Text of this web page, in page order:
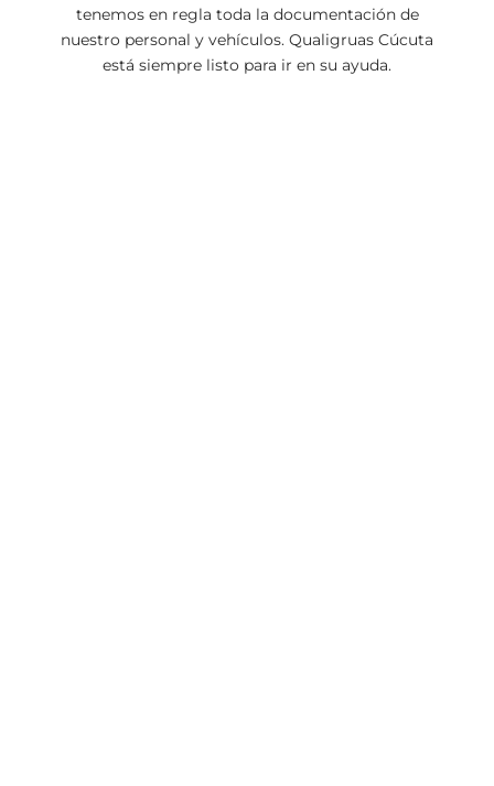
tenemos en regla toda la documentación de
nuestro personal y vehículos. Qualigruas Cúcuta
está siempre listo para ir en su ayuda.